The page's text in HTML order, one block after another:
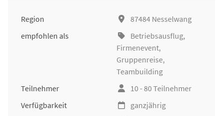
Region
87484 Nesselwang
empfohlen als
Betriebsausflug,
Firmenevent,
Gruppenreise,
Teambuilding
Teilnehmer
10 - 80 Teilnehmer
Verfügbarkeit
ganzjährig